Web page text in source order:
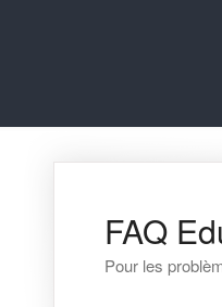
FAQ
Pour les